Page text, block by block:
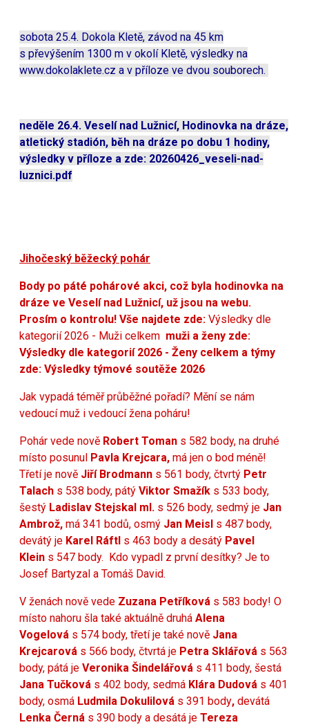
sobota 25.4. Dokola Kletě, závod na 45 km
s převýšením 1300 m v okolí Kletě, výsledky na
www.dokolaklete.cz a v příloze ve dvou souborech.
neděle 26.4. Veselí nad Lužnicí, Hodinovka na dráze,
atletický stadión, běh na dráze po dobu 1 hodiny,
výsledky v příloze a zde: 20260426_veseli-nad-
luznici.pdf
Jihočeský běžecký pohár
Body po páté pohárové akci, což byla hodinovka na
dráze ve Veselí nad Lužnicí, už jsou na webu.
Prosím o kontrolu! Vše najdete zde: Výsledky dle
kategorií 2026 - Muži celkem muži a ženy zde:
Výsledky dle kategorií 2026 - Ženy celkem a týmy
zde: Výsledky týmové soutěže 2026
Jak vypadá téměř průběžné pořadí? Mění se nám
vedoucí muž i vedoucí žena poháru!
Pohár vede nově Robert Toman s 582 body, na druhé
místo posunul Pavla Krejcara, má jen o bod méně!
Třetí je nově Jiří Brodmann s 561 body, čtvrtý Petr
Talach s 538 body, pátý Viktor Smažík s 533 body,
šestý Ladislav Stejskal ml. s 526 body, sedmý je Jan
Ambrož, má 341 bodů, osmý Jan Meisl s 487 body,
devátý je Karel Ráftl s 463 body a desátý Pavel
Klein s 547 body.
Kdo vypadl z první desítky? Je to
Josef Bartyzal a Tomáš David.
V ženách nově vede Zuzana Petříková s 583 body! O
místo nahoru šla také aktuálně druhá Alena
Vogelová s 574 body, třetí je také nově Jana
Krejcarová s 566 body, čtvrtá je Petra Sklářová s 563
body, pátá je Veronika Šindelářová s 411 body, šestá
Jana Tučková s 402 body, sedmá Klára Dudová s 401
body, osmá Ludmila Dokulilová s 391 body, devátá
Lenka Černá s 390 body a desátá je Tereza